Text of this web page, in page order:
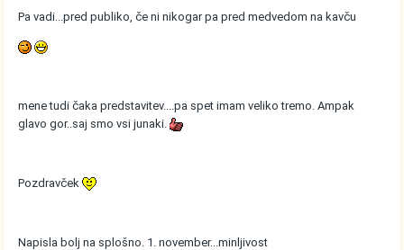
Pa vadi...pred publiko, če ni nikogar pa pred medvedom na kavču
mene tudi čaka predstavitev....pa spet imam veliko tremo. Ampak
glavo gor..saj smo vsi junaki.
Pozdravček
Napisla bolj na splošno. 1. november...minljivost